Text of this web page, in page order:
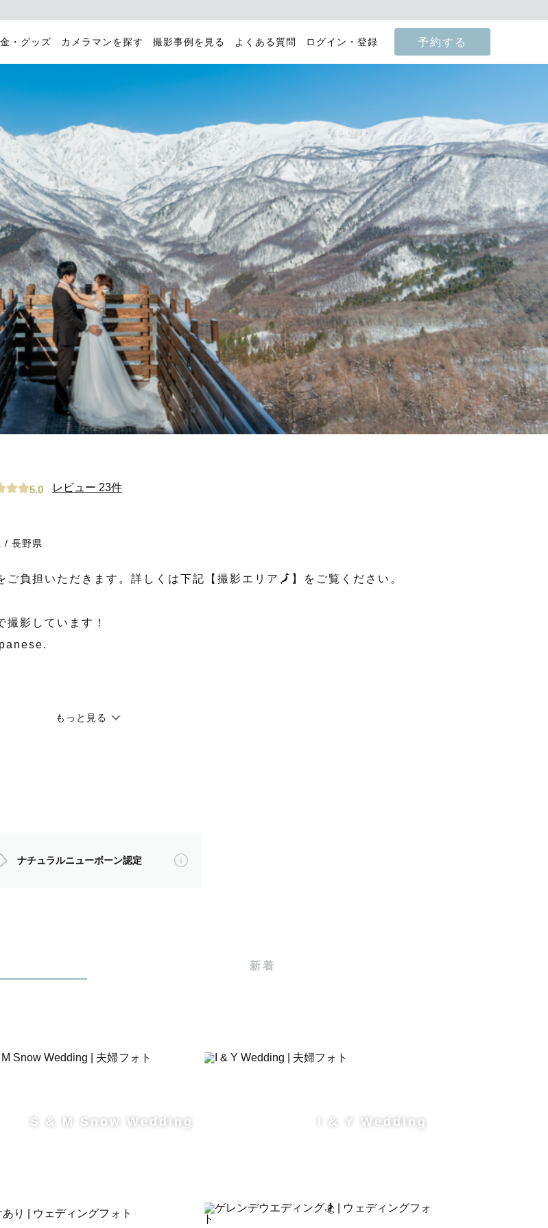
・グッズ カメラマンを探す 撮影事例を見る よくある質問 ログイン・登録 予約する
5.0 レビュー 23件
/ 長野県
負担いただきます。詳しくは下記【撮影エリア🗾】をご覧ください。
影しています！
影など、様々なジャンルの
をお届けします！
せください！
り添ったものを提案します!
納品します☺
もっと見る
ナチュラルニューボーン認定
新着
S & M Snow Wedding I & Y Wedding